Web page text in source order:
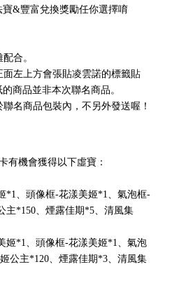
&豐富兌換獎勵任你選擇唷
合。
左上方會張貼凌雲諾的標籤貼
商品並非本次聯名商品。
名商品包裝內，不另外發送喔！
有機會獲得以下虛寶：
*1、頭像框-花漾美姬*1、氣泡框-
主*150、煙露佳期*5、清風集
姬*1、頭像框-花漾美姬*1、氣泡
公主*120、煙露佳期*3、清風集